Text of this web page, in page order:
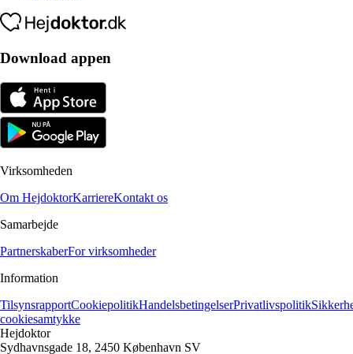
Download appen
Virksomheden
Om HejdoktorKarriereKontakt os
Samarbejde
PartnerskaberFor virksomheder
Information
TilsynsrapportCookiepolitikHandelsbetingelserPrivatlivspolitik
cookiesamtykke
Hejdoktor
Sydhavnsgade 18, 2450 København SV